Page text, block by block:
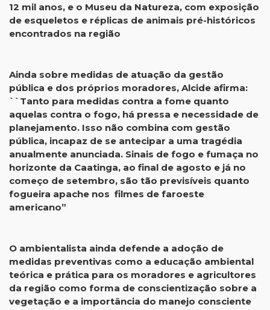
12 mil anos, e o Museu da Natureza, com exposição
de esqueletos e réplicas de animais pré-históricos
encontrados na região
Ainda sobre medidas de atuação da gestão
pública e dos próprios moradores, Alcide afirma:
``Tanto para medidas contra a fome quanto
aquelas contra o fogo, há pressa e necessidade de
planejamento. Isso não combina com gestão
pública, incapaz de se antecipar a uma tragédia
anualmente anunciada. Sinais de fogo e fumaça no
horizonte da Caatinga, ao final de agosto e já no
começo de setembro, são tão previsíveis quanto
fogueira apache nos filmes de faroeste
americano”
O ambientalista ainda defende a adoção de
medidas preventivas como a educação ambiental
teórica e prática para os moradores e agricultores
da região como forma de conscientização sobre a
vegetação e a importância do manejo consciente